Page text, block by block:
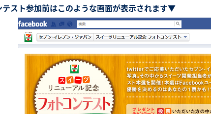
スト参加前はこのような画面が表示されます▼